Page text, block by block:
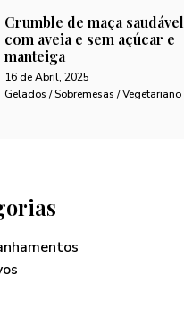
Crumble de maça saudável
com aveia e sem açúcar e
manteiga
16 de Abril, 2025
Gelados / Sobremesas / Vegetariano